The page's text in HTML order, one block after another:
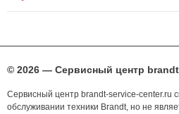
© 2026 — Сервисный центр
Сервисный центр brandt-service-center.ru
обслуживании техники Brandt, но не